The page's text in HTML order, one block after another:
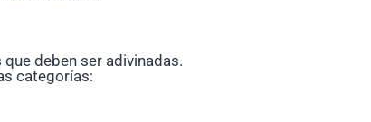
deben ser adivinadas.
categorías: